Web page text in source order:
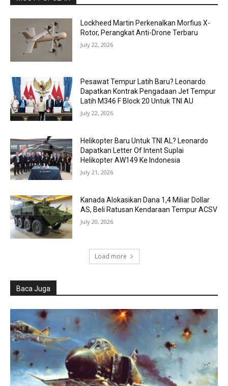
Lockheed Martin Perkenalkan Morfius X-
Rotor, Perangkat Anti-Drone Terbaru
July 22, 2026
Pesawat Tempur Latih Baru? Leonardo
Dapatkan Kontrak Pengadaan Jet Tempur
Latih M346 F Block 20 Untuk TNI AU
July 22, 2026
Helikopter Baru Untuk TNI AL? Leonardo
Dapatkan Letter Of Intent Suplai
Helikopter AW149 Ke Indonesia
July 21, 2026
Kanada Alokasikan Dana 1,4 Miliar Dollar
AS, Beli Ratusan Kendaraan Tempur ACSV
July 20, 2026
Load more
Baca Juga